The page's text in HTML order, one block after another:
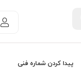
پیدا کردن شماره فنی